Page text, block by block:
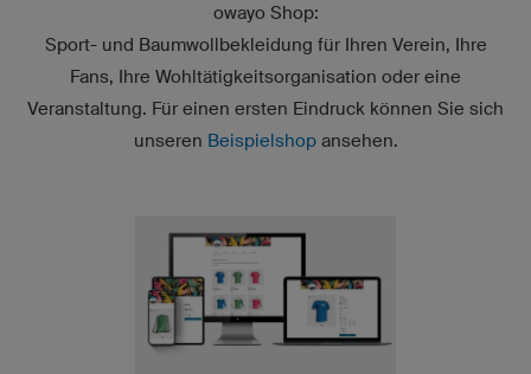
owayo Shop:
Sport- und Baumwollbekleidung für Ihren Verein, Ihre
Fans, Ihre Wohltätigkeitsorganisation oder eine
Veranstaltung. Für einen ersten Eindruck können Sie sich
unseren Beispielshopansehen.